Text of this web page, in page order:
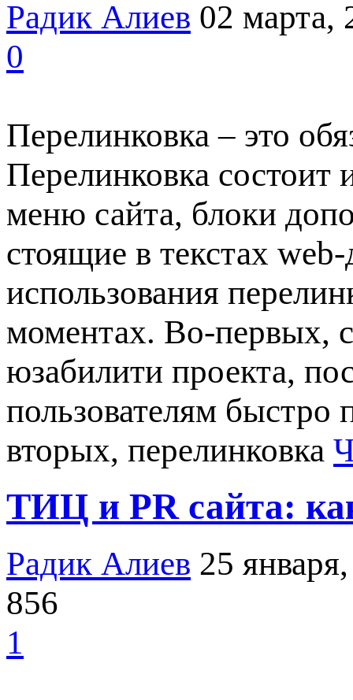
Радик Алиев 02 марта,
0
Перелинковка – это
Перелинковка состоит
меню сайта, блоки
стоящие в текстах
использования
моментах. Во-первых,
юзабилити проекта,
пользователям
вторых, перелинковка
ТИЦ и PR сайта:
Радик Алиев 25
856
1